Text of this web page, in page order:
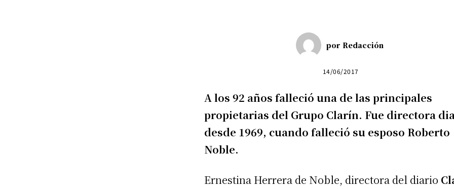
por Redacción
14/06/2017
A los 92 años falleció una de las principales
propietarias del Grupo Clarín. Fue directora
desde 1969, cuando falleció su esposo Roberto
Noble.
Ernestina Herrera de Noble, directora del diario